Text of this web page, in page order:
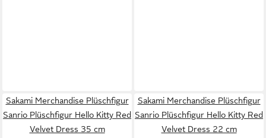
Sakami Merchandise Plüschfigur
Sanrio Plüschfigur Hello Kitty Red
Velvet Dress 35 cm
Sakami Merchandise Plüschfigur
Sanrio Plüschfigur Hello Kitty Red
Velvet Dress 22 cm